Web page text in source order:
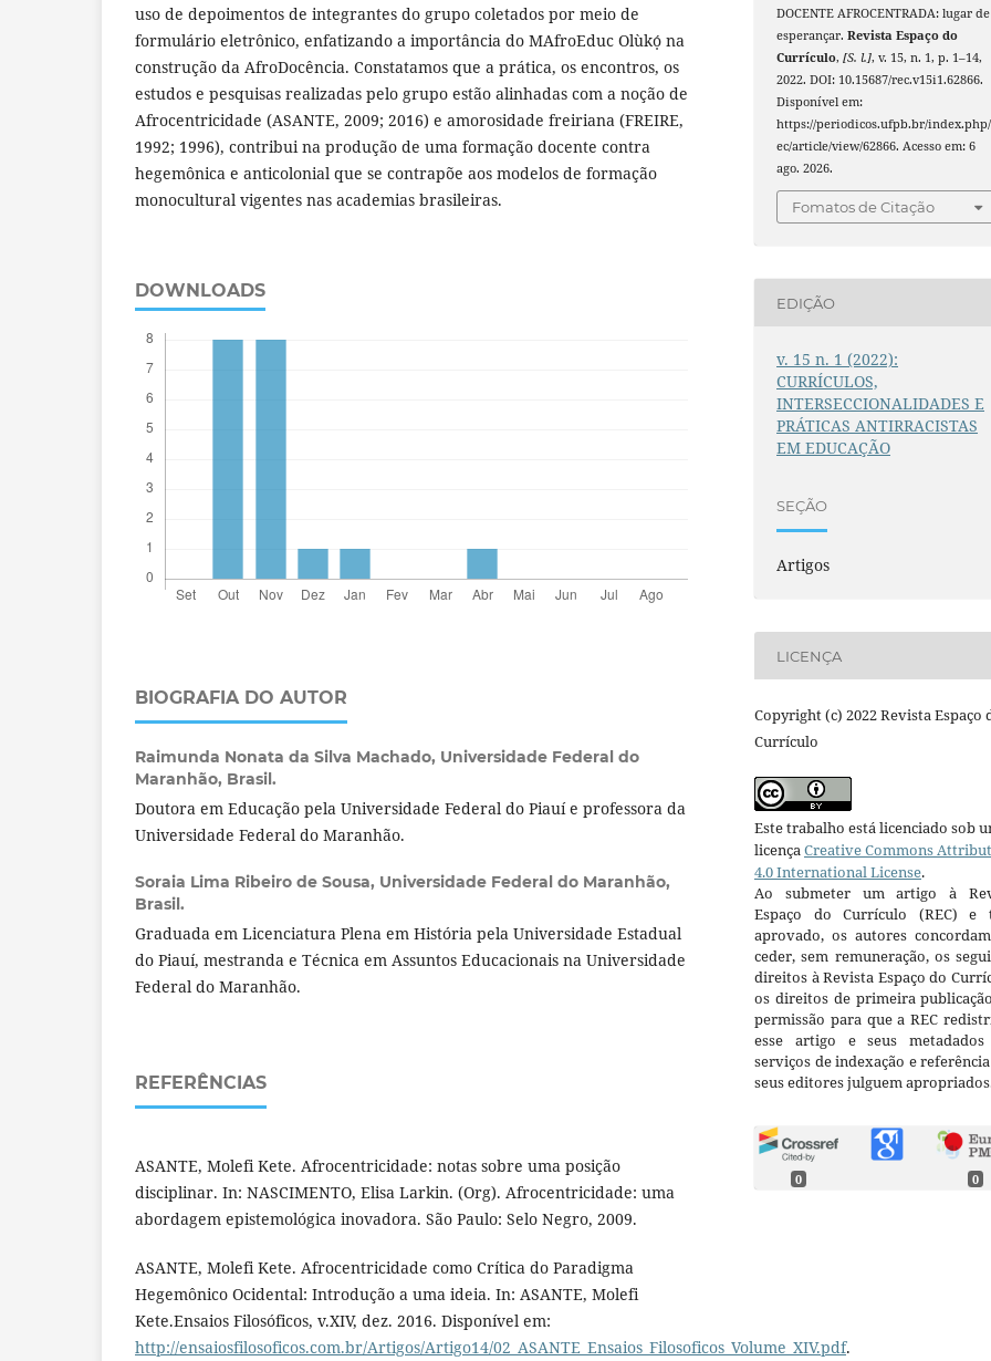
uso de depoimentos de integrantes do grupo coletados por meio de
formulário eletrônico, enfatizando a importância do MAfroEduc Olùkọ́ na
construção da AfroDocência. Constatamos que a prática, os encontros, os
estudos e pesquisas realizadas pelo grupo estão alinhadas com a noção de
Afrocentricidade (ASANTE, 2009; 2016) e amorosidade freiriana (FREIRE,
1992; 1996), contribui na produção de uma formação docente contra
hegemônica e anticolonial que se contrapõe aos modelos de formação
monocultural vigentes nas academias brasileiras.
DOWNLOADS
BIOGRAFIA DO AUTOR
Raimunda Nonata da Silva Machado, Universidade Federal do
Maranhão, Brasil.
Doutora em Educação pela Universidade Federal do Piauí e professora da
Universidade Federal do Maranhão.
Soraia Lima Ribeiro de Sousa, Universidade Federal do Maranhão,
Brasil.
Graduada em Licenciatura Plena em História pela Universidade Estadual
do Piauí, mestranda e Técnica em Assuntos Educacionais na Universidade
Federal do Maranhão.
REFERÊNCIAS
ASANTE, Molefi Kete. Afrocentricidade: notas sobre uma posição
disciplinar. In: NASCIMENTO, Elisa Larkin. (Org). Afrocentricidade: uma
abordagem epistemológica inovadora. São Paulo: Selo Negro, 2009.
ASANTE, Molefi Kete. Afrocentricidade como Crítica do Paradigma
Hegemônico Ocidental: Introdução a uma ideia. In: ASANTE, Molefi
Kete.Ensaios Filosóficos, v.XIV, dez. 2016. Disponível em:
http://ensaiosfilosoficos.com.br/Artigos/Artigo14/02_ASANTE_Ensaios_Filosoficos_Volume_XIV.pdf.
DOCENTE AFROCENTRADA: lugar de
esperançar.Revista Espaço do
Currículo,[S. l.], v. 15, n. 1, p. 1–14,
2022. DOI: 10.15687/rec.v15i1.62866.
Disponível em:
https://periodicos.ufpb.br/
ec/article/view/62866. Acesso em: 6
ago. 2026.
Fomatos de Citação
EDIÇÃO
v. 15 n. 1 (2022):
CURRÍCULOS,
INTERSECCIONALIDADES E
PRÁTICAS ANTIRRACISTAS
EM EDUCAÇÃO
SEÇÃO
Artigos
LICENÇA
Copyright (c) 2022 Revista Espaço
Currículo
Este trabalho está licenciado sob
licençaCreative Commons
4.0 International License.
Ao submeter um artigo à
Espaço do Currículo (REC) e
aprovado, os autores
ceder, sem remuneração, os
direitos à Revista Espaço do
os direitos de primeira
permissão para que a REC
esse artigo e seus metadados
serviços de indexação e
seus editores julguem
0 0